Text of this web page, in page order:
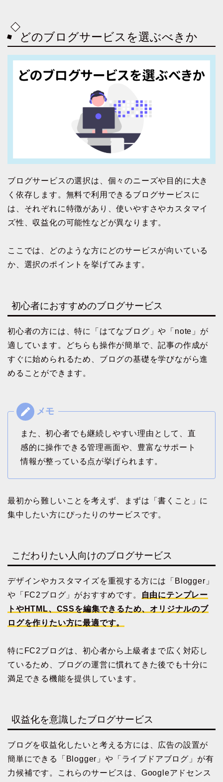
どのブログサービスを選ぶべきか
ブログサービスの選択は、個々のニーズや目的に大き
く依存します。無料で利用できるブログサービスに
は、それぞれに特徴があり、使いやすさやカスタマイ
ズ性、収益化の可能性などが異なります。
ここでは、どのような方にどのサービスが向いている
か、選択のポイントを挙げてみます。
初心者におすすめのブログサービス
初心者の方には、特に「はてなブログ」や「note」が
適しています。どちらも操作が簡単で、記事の作成が
すぐに始められるため、ブログの基礎を学びながら進
めることができます。
また、初心者でも継続しやすい理由として、直
感的に操作できる管理画面や、豊富なサポート
情報が整っている点が挙げられます。
最初から難しいことを考えず、まずは「書くこと」に
集中したい方にぴったりのサービスです。
こだわりたい人向けのブログサービス
デザインやカスタマイズを重視する方には「Blogger」
や「FC2ブログ」がおすすめです。
自由にテンプレー
トやHTML、CSSを編集できるため、オリジナルのブ
ログを作りたい方に最適です。
特にFC2ブログは、初心者から上級者まで広く対応し
ているため、ブログの運営に慣れてきた後でも十分に
満足できる機能を提供しています。
収益化を意識したブログサービス
ブログを収益化したいと考える方には、広告の設置が
簡単にできる「Blogger」や「ライブドアブログ」が有
力候補です。これらのサービスは、Googleアドセンス